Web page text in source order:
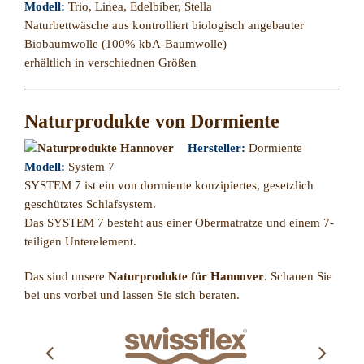
Modell: Trio, Linea, Edelbiber, Stella
Naturbettwäsche aus kontrolliert biologisch angebauter
Biobaumwolle (100% kbA-Baumwolle)
erhältlich in verschiednen Größen
Naturprodukte von Dormiente
Hersteller: Dormiente
Modell: System 7
SYSTEM 7 ist ein von dormiente konzipiertes, gesetzlich
geschütztes Schlafsystem.
Das SYSTEM 7 besteht aus einer Obermatratze und einem 7-
teiligen Unterelement.
Das sind unsere Naturprodukte für Hannover. Schauen Sie
bei uns vorbei und lassen Sie sich beraten.